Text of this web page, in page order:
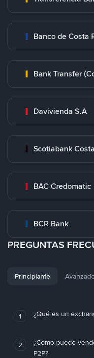
Banco de Costa
Bank Transfer
Davivienda S.A
Scotiabank
BAC Credomatic
BCR Bank
PREGUNTAS
Principiante
1 ¿Qué es un
2
¿Cómo puedo
P2P?